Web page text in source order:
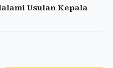
Usulan Kepala